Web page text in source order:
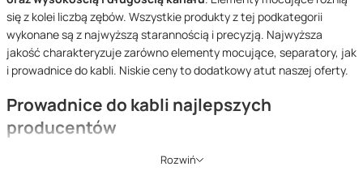
się z kolei liczbą zębów. Wszystkie produkty z tej podkategorii
wykonane są z najwyższą starannością i precyzją. Najwyższa
jakość charakteryzuje zarówno elementy mocujące, separatory, jak
i prowadnice do kabli. Niskie cenyto dodatkowy atut naszej oferty.
Prowadnice do kabli najlepszych
producentów
Głównym zadaniem prowadnic do kabli jest ochrona przewodów
Rozwiń